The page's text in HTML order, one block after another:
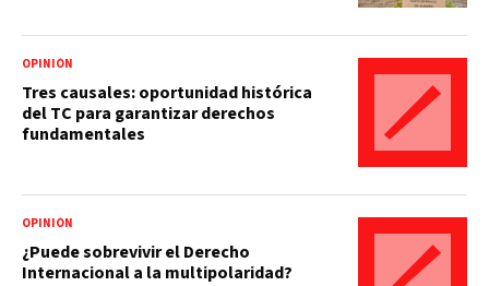
OPINIÓN
Tres causales: oportunidad histórica
del TC para garantizar derechos
fundamentales
OPINIÓN
¿Puede sobrevivir el Derecho
Internacional a la multipolaridad?